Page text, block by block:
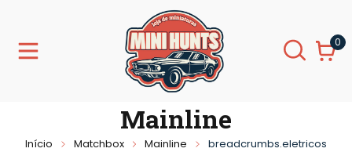
0
Mainline
Início Matchbox Mainline breadcrumbs.eletricos